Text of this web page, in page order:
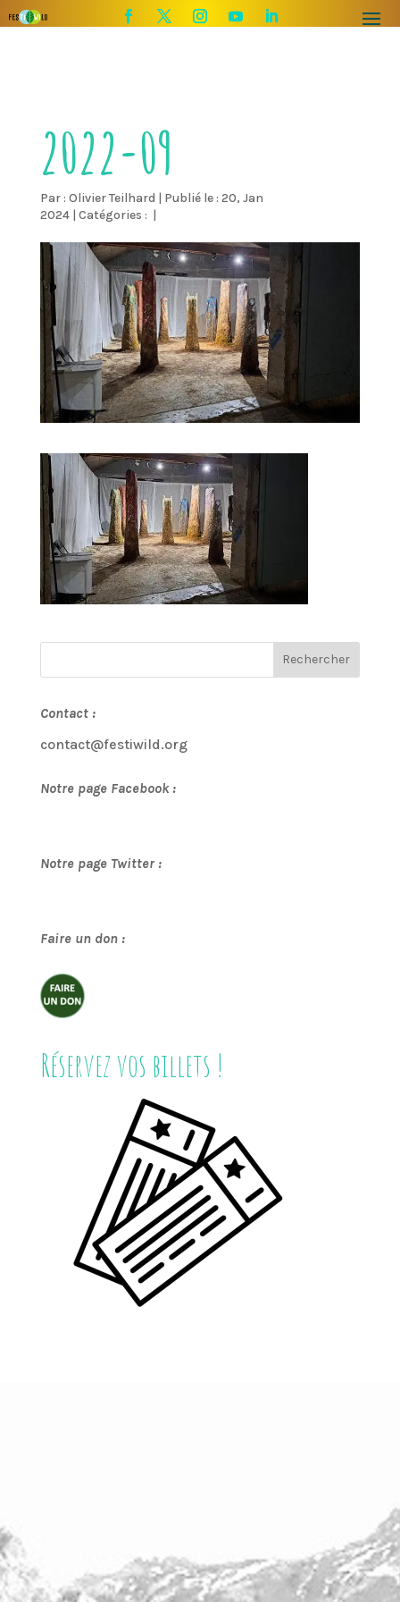
2022-09
Par : Olivier Teilhard | Publié le : 20, Jan
2024 | Catégories : |
Contact :
contact@festiwild.org
Notre page Facebook :
Notre page Twitter :
Faire un don :
Réservez vos billets !